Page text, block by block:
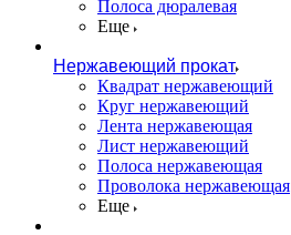
Полоса дюралевая
Еще
Нержавеющий прокат
Квадрат нержавеющий
Круг нержавеющий
Лента нержавеющая
Лист нержавеющий
Полоса нержавеющая
Проволока нержавеющая
Еще